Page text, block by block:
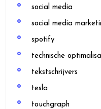
social media
social media
spotify
technische
tekstschrijvers
tesla
touchgraph